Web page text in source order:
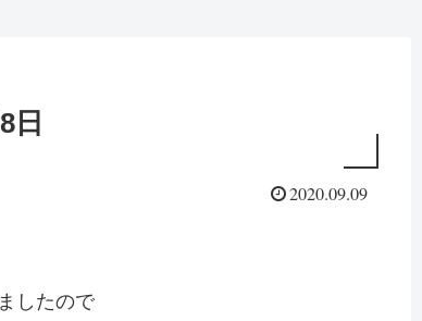
日
2020.09.09
したので